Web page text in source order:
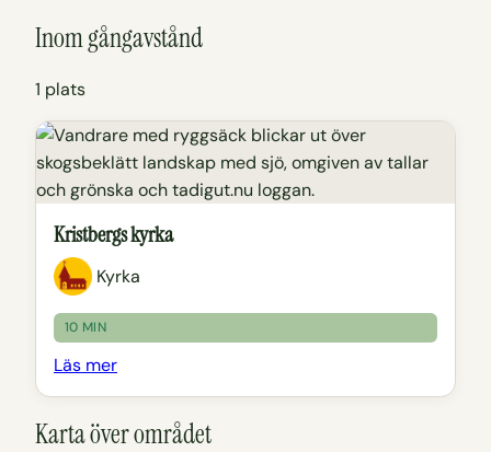
Inom gångavstånd
1 plats
Kristbergs kyrka
Kyrka
10 MIN
Läs mer
Karta över området